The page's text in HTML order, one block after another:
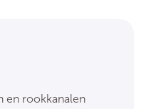
en rookkanalen